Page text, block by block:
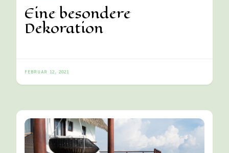
Eine besondere
Dekoration
FEBRUAR 12, 2021